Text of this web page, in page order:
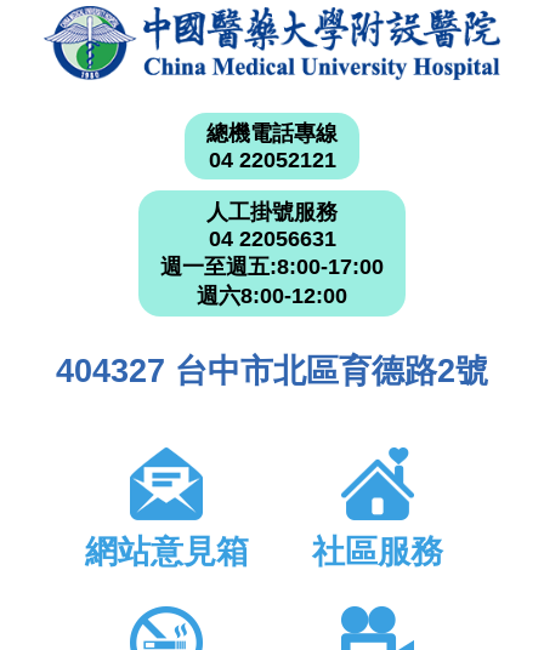
總機電話專線
04 22052121
人工掛號服務
04 22056631
週一至週五:8:00-17:00
週六8:00-12:00
404327 台中市北區育德路2號
網站意見箱 社區服務